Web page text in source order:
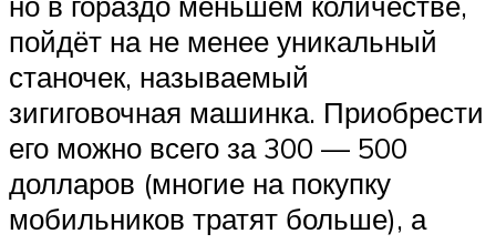
пойдёт на не менее уникальный
станочек, называемый
зигиговочная машинка. Приобрести
его можно всего за 300 — 500
долларов (многие на покупку
мобильников тратят больше), а